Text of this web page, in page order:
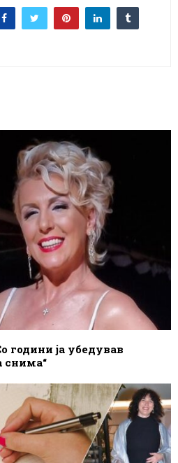
години ја убедував
снима“